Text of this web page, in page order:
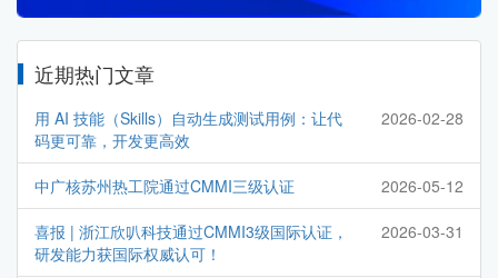
近期热门文章
用 AI 技能（Skills）自动生成测试用例：让代
码更可靠，开发更高效
2026-02-28
中广核苏州热工院通过CMMI三级认证 2026-05-12
喜报 | 浙江欣叭科技通过CMMI3级国际认证，
研发能力获国际权威认可！
2026-03-31